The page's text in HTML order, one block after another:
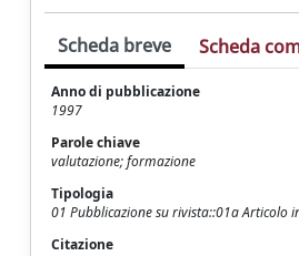
Scheda breve Scheda
Anno di pubblicazione
1997
Parole chiave
valutazione; formazione
Tipologia
01 Pubblicazione su rivista::01a Articolo
Citazione